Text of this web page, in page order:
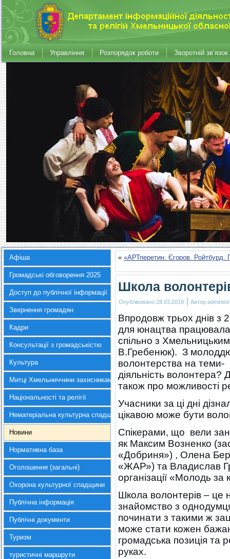
Головна Управління Розпорядок роботи Зворотній зв’язок
Афіша
Громадські обговорення 2025
Доступ до публічної інформації
Звернення громадян
Кадри
Консультації з громадськістю
Культура
Митці Хмельниччини захисникам України
Національності та релігії
Нематеріальна культурна спадщина
Новини
Нормативна база
Оголошення (загальні)
Охорона культурної спадщини
Публічна інформація
Публічні документи
Туризм
туристичні маршрути
« «АРТперетин. Єгоров. Ройтбурд.
Школа
Опубліковано 28.03.2019 | Автор
Впродовж трьох днів з
для юнацтва працювала
спільно з
В.Гребенюк). З
волонтерства на теми-
діяльність
також про можливості
Учасники за ці дні
цікавою може бути
Спікерами, що вели
як Максим Возненко
«Добриня») , Олена
«ЖАР») та Владислав
організації «Молодь
Школа волонтерів – це
знайомство з
починати з такими ж
може стати кожен
громадська позиція та
руках.